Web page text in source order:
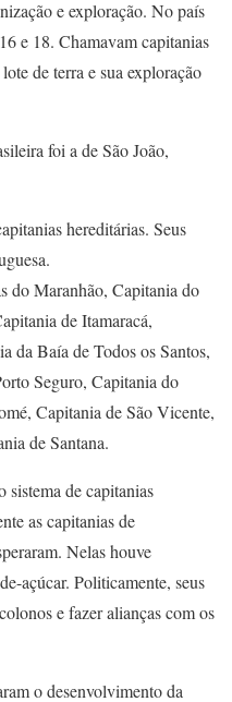
e exploração. No país
e 18. Chamavam capitanias
de terra e sua exploração
foi a de São João,
hereditárias. Seus
do Maranhão, Capitania do
de Itamaracá,
da Baía de Todos os Santos,
Seguro, Capitania do
Capitania de São Vicente,
de Santana.
de capitanias
as capitanias de
Nelas houve
açúcar. Politicamente, seus
e fazer alianças com os
o desenvolvimento da